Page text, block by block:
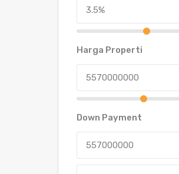
Harga Properti
Down Payment